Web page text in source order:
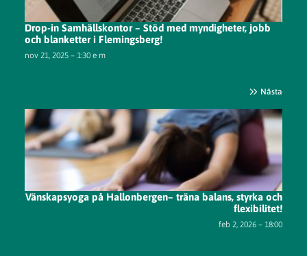
Drop-in Samhällskontor – Stöd med myndigheter, jobb
och blanketter i Flemingsberg!
nov 21, 2025 – 1:30 e m
Nästa
Vänskapsyoga på Hallonbergen– träna balans, styrka och
flexibilitet!
feb 2, 2026 – 18:00